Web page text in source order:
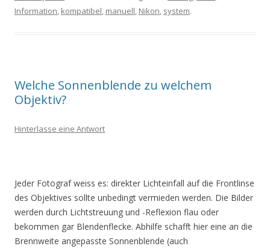
Information, kompatibel, manuell, Nikon, system.
Welche Sonnenblende zu welchem
Objektiv?
Hinterlasse eine Antwort
Jeder Fotograf weiss es: direkter Lichteinfall auf die Frontlinse
des Objektives sollte unbedingt vermieden werden. Die Bilder
werden durch Lichtstreuung und -Reflexion flau oder
bekommen gar Blendenflecke. Abhilfe schafft hier eine an die
Brennweite angepasste Sonnenblende (auch